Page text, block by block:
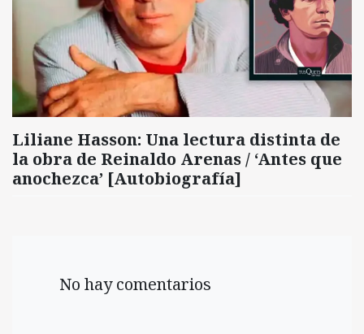
Liliane Hasson: Una lectura distinta de
la obra de Reinaldo Arenas / ‘Antes que
anochezca’ [Autobiografía]
No hay comentarios